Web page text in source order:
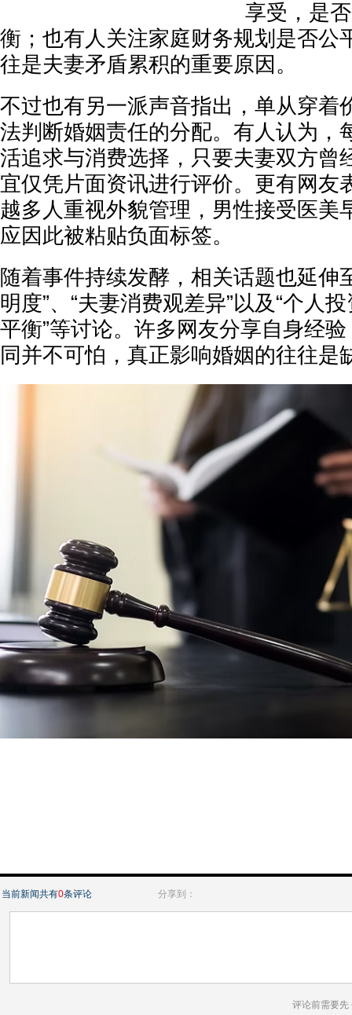
享受，是
衡；也有人关注家庭财务规划是否公
往是夫妻矛盾累积的重要原因。
不过也有另一派声音指出，单从穿着
法判断婚姻责任的分配。有人认为，
活追求与消费选择，只要夫妻双方曾
宜仅凭片面资讯进行评价。更有网友
越多人重视外貌管理，男性接受医美
应因此被粘贴负面标签。
随着事件持续发酵，相关话题也延伸
明度”、“夫妻消费观差异”以及“个人
平衡”等讨论。许多网友分享自身经
同并不可怕，真正影响婚姻的往往是
当前新闻共有0条评论 分享到：
评论前需要先